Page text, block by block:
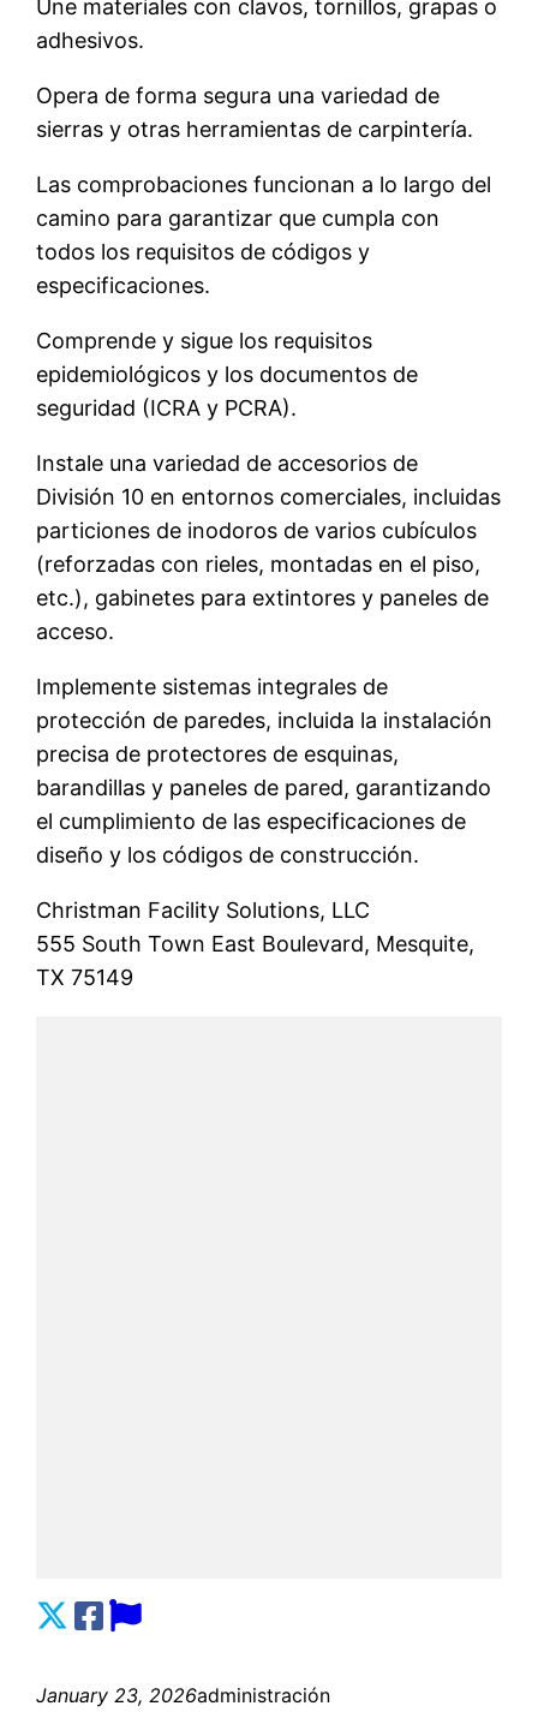
Une materiales con clavos, tornillos, grapas o
adhesivos.
Opera de forma segura una variedad de
sierras y otras herramientas de carpintería.
Las comprobaciones funcionan a lo largo del
camino para garantizar que cumpla con
todos los requisitos de códigos y
especificaciones.
Comprende y sigue los requisitos
epidemiológicos y los documentos de
seguridad (ICRA y PCRA).
Instale una variedad de accesorios de
División 10 en entornos comerciales, incluidas
particiones de inodoros de varios cubículos
(reforzadas con rieles, montadas en el piso,
etc.), gabinetes para extintores y paneles de
acceso.
Implemente sistemas integrales de
protección de paredes, incluida la instalación
precisa de protectores de esquinas,
barandillas y paneles de pared, garantizando
el cumplimiento de las especificaciones de
diseño y los códigos de construcción.
Christman Facility Solutions, LLC
555 South Town East Boulevard, Mesquite,
TX 75149
January 23, 2026administración